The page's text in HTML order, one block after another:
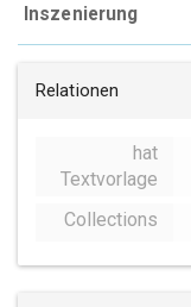
Inszenierung
Relationen
hat
Textvorlage
Collections